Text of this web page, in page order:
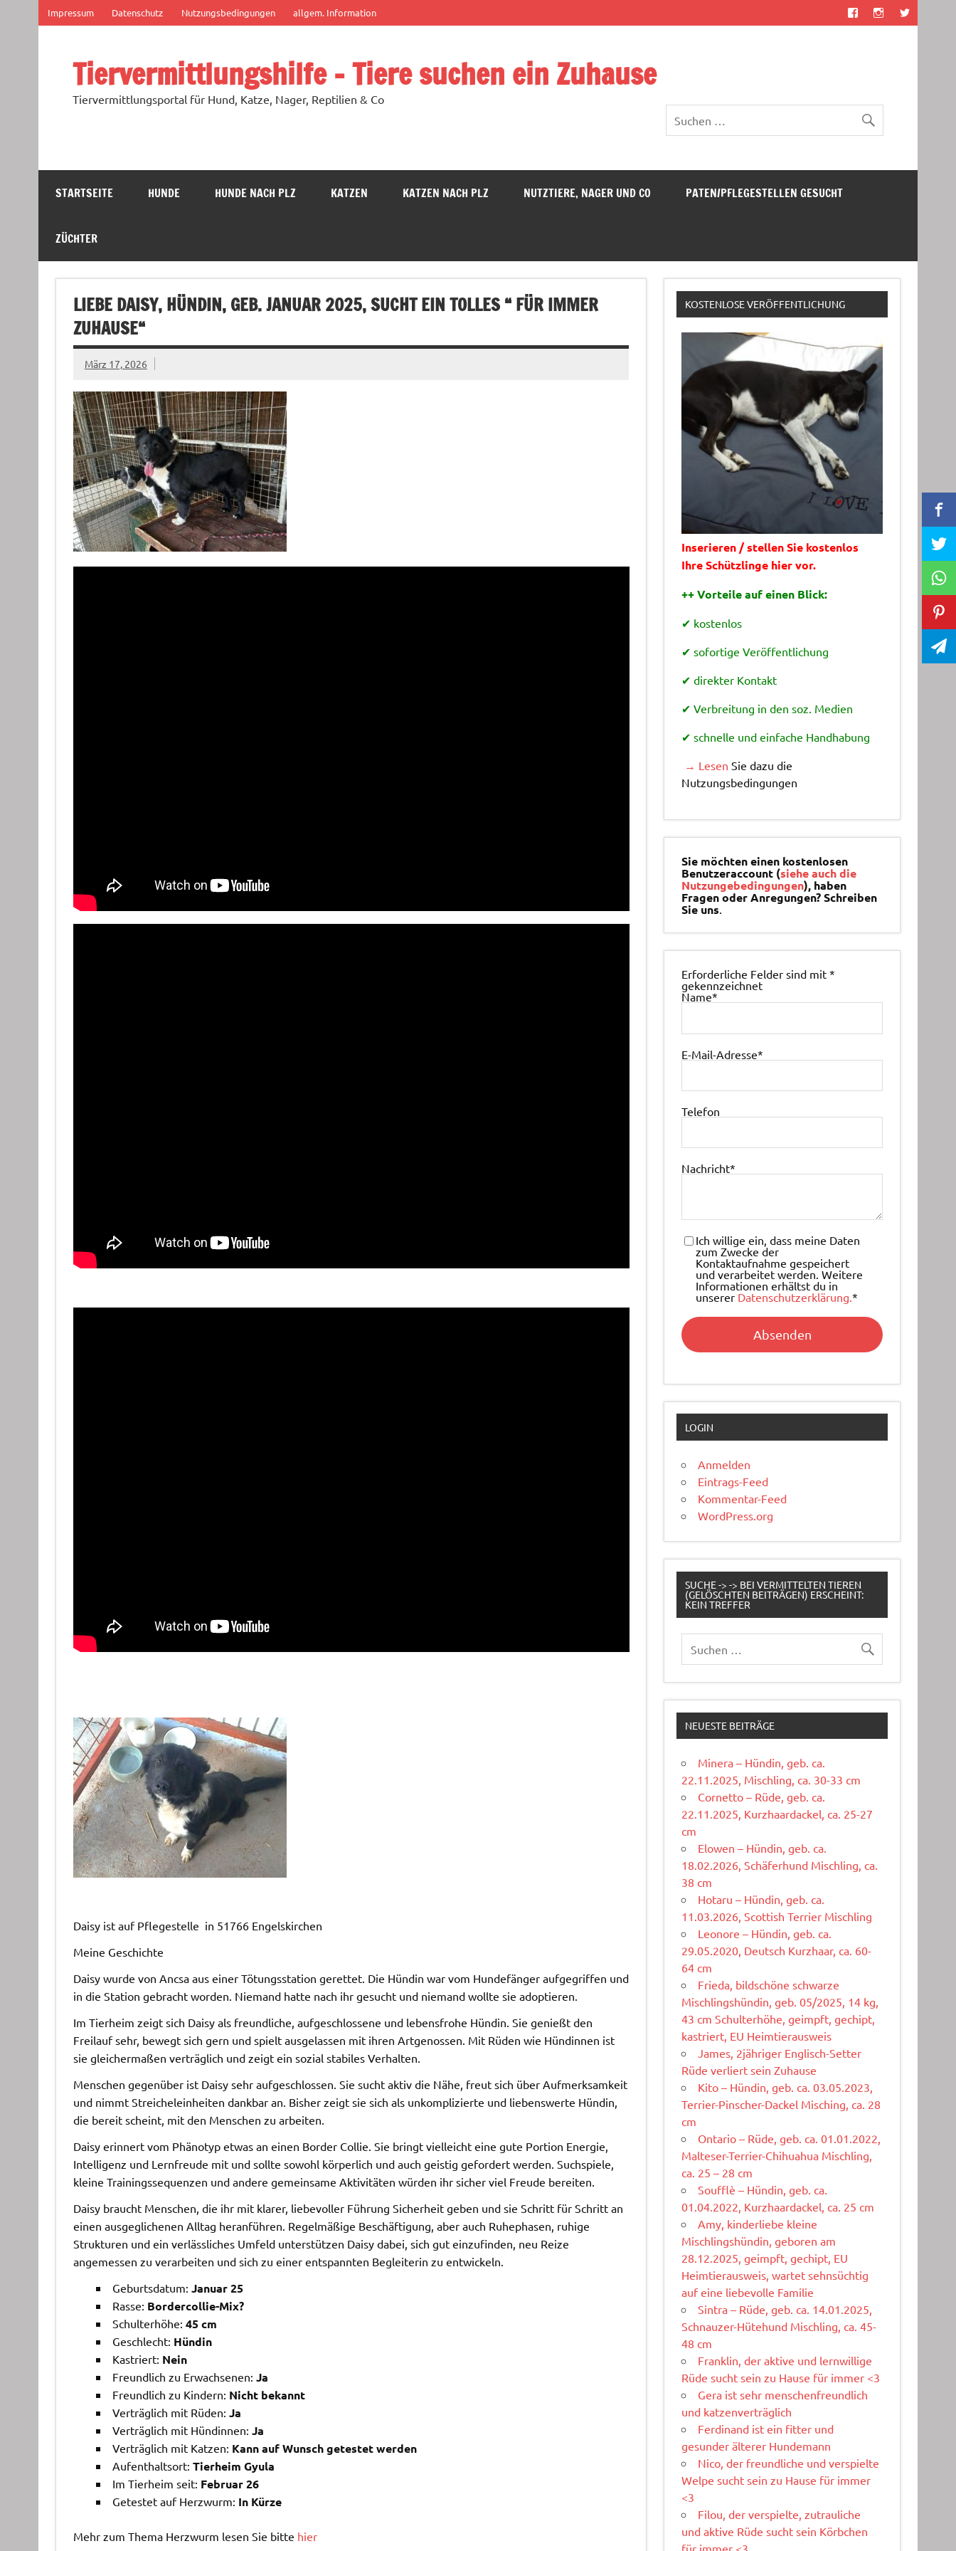
springen
Impressum Datenschutz Nutzungsbedingungen allgem. Information
Tiervermittlungshilfe – Tiere suchen ein Zuhause
Tiervermittlungsportal für Hund, Katze, Nager, Reptilien & Co
STARTSEITE HUNDE HUNDE NACH PLZ KATZEN KATZEN NACH PLZ NUTZTIERE, NAGER UND CO PATEN/PFLEGESTELLEN GESUCHT
ZÜCHTER
LIEBE DAISY, HÜNDIN, GEB. JANUAR 2025, SUCHT EIN TOLLES “ FÜR IMMER
ZUHAUSE“
März 17, 2026
Daisy ist auf Pflegestelle in 51766 Engelskirchen
Meine Geschichte
Daisy wurde von Ancsa aus einer Tötungsstation gerettet. Die Hündin war vom Hundefänger aufgegriffen und
in die Station gebracht worden. Niemand hatte nach ihr gesucht und niemand wollte sie adoptieren.
Im Tierheim zeigt sich Daisy als freundliche, aufgeschlossene und lebensfrohe Hündin. Sie genießt den
Freilauf sehr, bewegt sich gern und spielt ausgelassen mit ihren Artgenossen. Mit Rüden wie Hündinnen ist
sie gleichermaßen verträglich und zeigt ein sozial stabiles Verhalten.
Menschen gegenüber ist Daisy sehr aufgeschlossen. Sie sucht aktiv die Nähe, freut sich über Aufmerksamkeit
und nimmt Streicheleinheiten dankbar an. Bisher zeigt sie sich als unkomplizierte und liebenswerte Hündin,
die bereit scheint, mit den Menschen zu arbeiten.
Daisy erinnert vom Phänotyp etwas an einen Border Collie. Sie bringt vielleicht eine gute Portion Energie,
Intelligenz und Lernfreude mit und sollte sowohl körperlich und auch geistig gefordert werden. Suchspiele,
kleine Trainingssequenzen und andere gemeinsame Aktivitäten würden ihr sicher viel Freude bereiten.
Daisy braucht Menschen, die ihr mit klarer, liebevoller Führung Sicherheit geben und sie Schritt für Schritt an
einen ausgeglichenen Alltag heranführen. Regelmäßige Beschäftigung, aber auch Ruhephasen, ruhige
Strukturen und ein verlässliches Umfeld unterstützen Daisy dabei, sich gut einzufinden, neu Reize
angemessen zu verarbeiten und sich zu einer entspannten Begleiterin zu entwickeln.
Geburtsdatum: Januar 25
Rasse: Bordercollie-Mix?
Schulterhöhe: 45 cm
Geschlecht: Hündin
Kastriert: Nein
Freundlich zu Erwachsenen: Ja
Freundlich zu Kindern: Nicht bekannt
Verträglich mit Rüden: Ja
Verträglich mit Hündinnen: Ja
Verträglich mit Katzen: Kann auf Wunsch getestet werden
Aufenthaltsort: Tierheim Gyula
Im Tierheim seit: Februar 26
Getestet auf Herzwurm: In Kürze
Mehr zum Thema Herzwurm lesen Sie bitte hier
KOSTENLOSE VERÖFFENTLICHUNG
Inserieren / stellen Sie kostenlos
Ihre Schützlinge hier vor.
++ Vorteile auf einen Blick:
✔ kostenlos
✔ sofortige Veröffentlichung
✔ direkter Kontakt
✔ Verbreitung in den soz. Medien
✔ schnelle und einfache Handhabung
→ Lesen Sie dazu die
Nutzungsbedingungen
Sie möchten einen kostenlosen
Benutzeraccount (siehe auch die
Nutzungebedingungen), haben
Fragen oder Anregungen? Schreiben
Sie uns.
Erforderliche Felder sind mit*
gekennzeichnet
Name*
E-Mail-Adresse*
Telefon
Nachricht*
Ich willige ein, dass meine Daten
zum Zwecke der
Kontaktaufnahme gespeichert
und verarbeitet werden. Weitere
Informationen erhältst du in
unserer Datenschutzerklärung.*
LOGIN
Anmelden
Eintrags-Feed
Kommentar-Feed
WordPress.org
SUCHE -> -> BEI VERMITTELTEN TIEREN
(GELÖSCHTEN BEITRÄGEN) ERSCHEINT:
KEIN TREFFER
NEUESTE BEITRÄGE
Minera – Hündin, geb. ca.
22.11.2025, Mischling, ca. 30-33 cm
Cornetto – Rüde, geb. ca.
22.11.2025, Kurzhaardackel, ca. 25-27
cm
Elowen – Hündin, geb. ca.
18.02.2026, Schäferhund Mischling, ca.
38 cm
Hotaru – Hündin, geb. ca.
11.03.2026, Scottish Terrier Mischling
Leonore – Hündin, geb. ca.
29.05.2020, Deutsch Kurzhaar, ca. 60-
64 cm
Frieda, bildschöne schwarze
Mischlingshündin, geb. 05/2025, 14 kg,
43 cm Schulterhöhe, geimpft, gechipt,
kastriert, EU Heimtierausweis
James, 2jähriger Englisch-Setter
Rüde verliert sein Zuhause
Kito – Hündin, geb. ca. 03.05.2023,
Terrier-Pinscher-Dackel Misching, ca. 28
cm
Ontario – Rüde, geb. ca. 01.01.2022,
Malteser-Terrier-Chihuahua Mischling,
ca. 25 – 28 cm
Soufflè – Hündin, geb. ca.
01.04.2022, Kurzhaardackel, ca. 25 cm
Amy, kinderliebe kleine
Mischlingshündin, geboren am
28.12.2025, geimpft, gechipt, EU
Heimtierausweis, wartet sehnsüchtig
auf eine liebevolle Familie
Sintra – Rüde, geb. ca. 14.01.2025,
Schnauzer-Hütehund Mischling, ca. 45-
48 cm
Franklin, der aktive und lernwillige
Rüde sucht sein zu Hause für immer <3
Gera ist sehr menschenfreundlich
und katzenverträglich
Ferdinand ist ein fitter und
gesunder älterer Hundemann
Nico, der freundliche und verspielte
Welpe sucht sein zu Hause für immer
<3
Filou, der verspielte, zutrauliche
und aktive Rüde sucht sein Körbchen